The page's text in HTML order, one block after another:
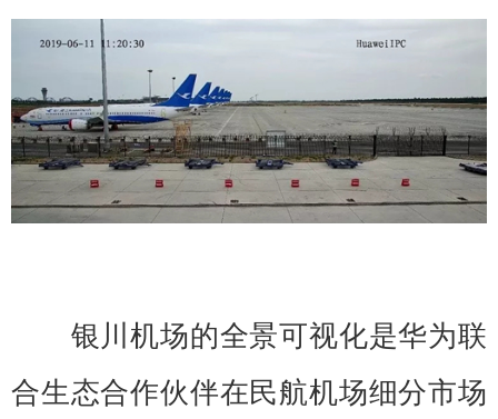
银川机场的全景可视化是华为联
合生态合作伙伴在民航机场细分市场